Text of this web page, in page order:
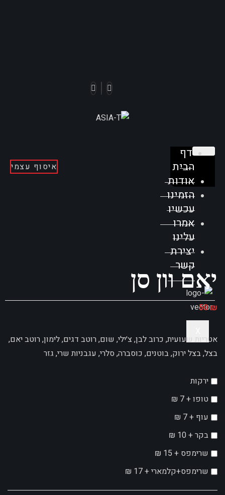
דף
הבית
אודות
הזמינו
עכשיו
אמרו
עלינו
יצירת
קשר
איסוף עצמי
יאם וון סן
50₪
אטריות שעועית, כרוב לבן, צ׳ילי, שום, רוטב דגים, לימון, רוטב יאם,
בצל, בצל ירוק, בוטנים, כוסברה, סלרי, עגבניות שרי, גזר
ירקות
טופו +7
₪
עוף +7
₪
בקר +10
₪
שרימפס +15
₪
שרימפס+קלמארי +17
₪